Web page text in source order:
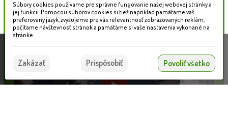
Táto stránka používa súbory cookies, ktoré nám
pomáhajú poskytovať služby. Používaním našich
služieb vyjadrujete súhlas s používaním súborov
Súhlasím
Súbory cookies používame pre správne fungovanie našej webovej stránky a
jej funkcií. Pomocou súborov cookies si tiež napríklad pamätáme váš
preferovaný jazyk, zvyšujeme pre vás relevantnosť zobrazovaných reklám,
počítame návštevnosť stránok a pamätáme si vaše nastavenia vykonané na
stránke.
Zakázať Prispôsobiť Povoliť všetko